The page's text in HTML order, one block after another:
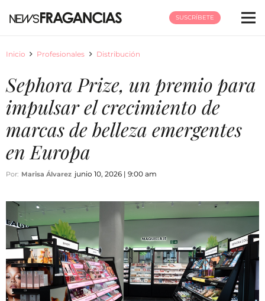
SUSCRÍBETE
Inicio Profesionales Distribución
Sephora Prize, un premio para
impulsar el crecimiento de
marcas de belleza emergentes
en Europa
Por: Marisa Álvarez junio 10, 2026 | 9:00 am